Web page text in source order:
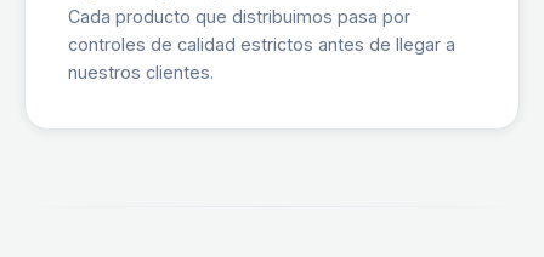
Cada producto que distribuimos pasa por
controles de calidad estrictos antes de llegar a
nuestros clientes.